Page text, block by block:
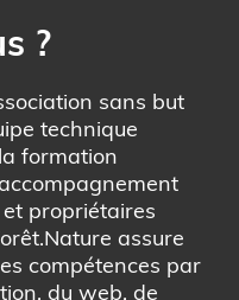
?
sans but
technique
formation
propriétaires
assure
compétences par
du web, de